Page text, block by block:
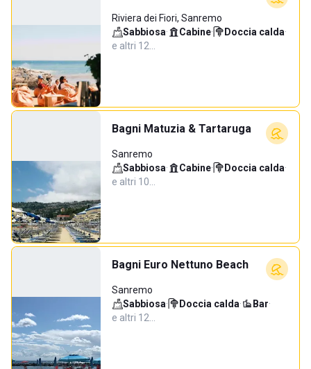
Riviera dei Fiori, Sanremo
Sabbiosa· Cabine· Doccia calda·
e altri 12…
Bagni Matuzia & Tartaruga
Sanremo
Sabbiosa· Cabine· Doccia calda·
e altri 10…
Bagni Euro Nettuno Beach
Sanremo
Sabbiosa· Doccia calda· Bar·
e altri 12…